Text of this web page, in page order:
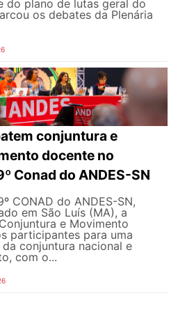
do plano de lutas geral do
os debates da Plenária
conjuntura e
docente no
Conad do ANDES-SN
CONAD do ANDES-SN,
em São Luís (MA), a
e Movimento
participantes para uma
conjuntura nacional e
com o...